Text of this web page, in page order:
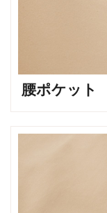
腰ポケット